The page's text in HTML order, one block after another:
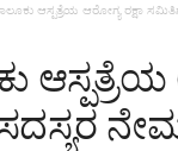
ಆಸ್ಪತ್ರೆಯ ಆರೋಗ್ಯ ರಕ್ಷಾ